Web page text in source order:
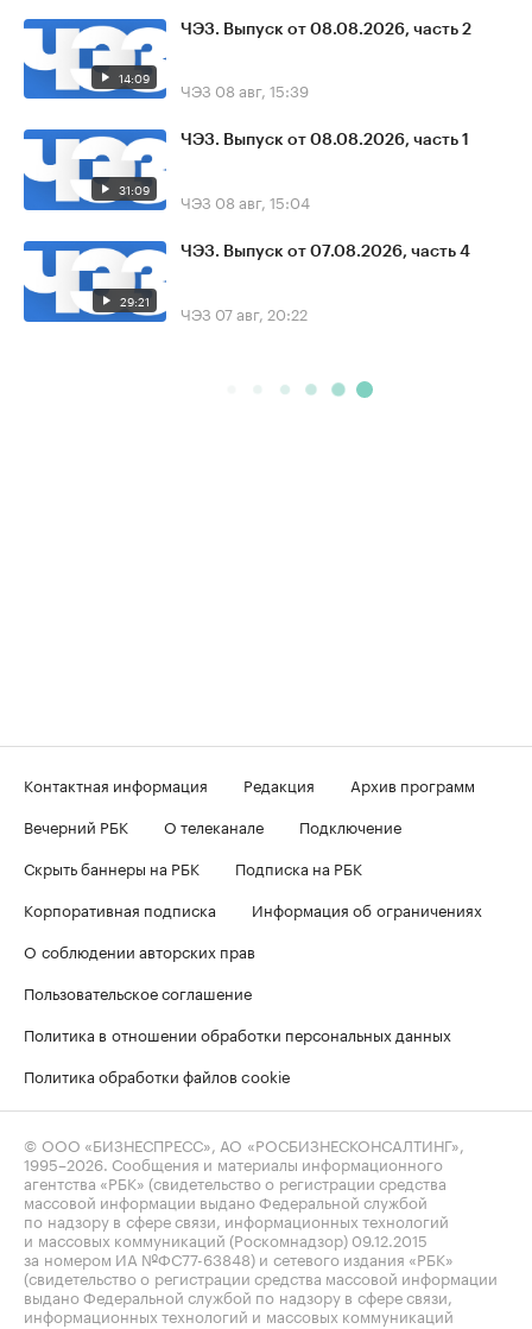
14:09
ЧЭЗ. Выпуск от 08.08.2026, часть 2
ЧЭЗ 08 авг, 15:39
31:09
ЧЭЗ. Выпуск от 08.08.2026, часть 1
ЧЭЗ 08 авг, 15:04
29:21
ЧЭЗ. Выпуск от 07.08.2026, часть 4
ЧЭЗ 07 авг, 20:22
Контактная информация Редакция
Архив программ
Вечерний РБК
О телеканале
Подключение
Скрыть баннеры на РБК
Подписка на РБК
Корпоративная подписка
Информация об ограничениях
О соблюдении авторских прав
Пользовательское соглашение
Политика в отношении обработки персональных данных
Политика обработки файлов cookie
© ООО «БИЗНЕСПРЕСС», АО «РОСБИЗНЕСКОНСАЛТИНГ»,
1995–2026 . Сообщения и материалы информационного
агентства «РБК» (свидетельство о регистрации средства
массовой информации выдано Федеральной службой
по надзору в сфере связи, информационных технологий
и массовых коммуникаций (Роскомнадзор) 09.12.2015
за номером ИА №ФС77-63848) и сетевого издания «РБК»
(свидетельство о регистрации средства массовой информации
выдано Федеральной службой по надзору в сфере связи,
информационных технологий и массовых коммуникаций